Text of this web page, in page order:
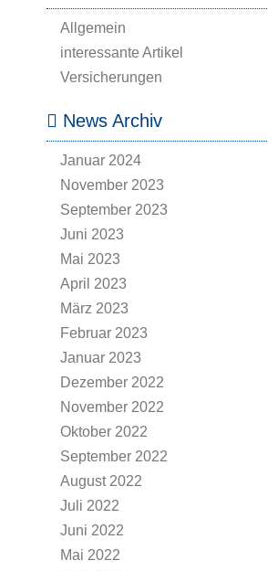
Allgemein
interessante Artikel
Versicherungen
News Archiv
Januar 2024
November 2023
September 2023
Juni 2023
Mai 2023
April 2023
März 2023
Februar 2023
Januar 2023
Dezember 2022
November 2022
Oktober 2022
September 2022
August 2022
Juli 2022
Juni 2022
Mai 2022